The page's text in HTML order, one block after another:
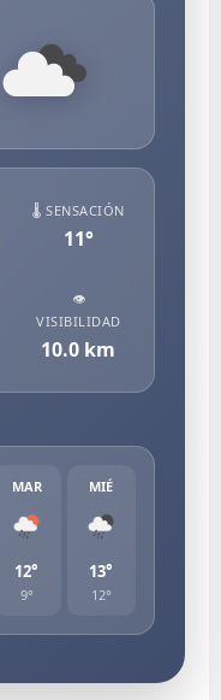
🌡️ SENSACIÓN
11°
👁️
VISIBILIDAD
10.0 km
MAR
12°
9°
MIÉ
13°
12°